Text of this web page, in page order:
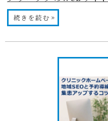
続きを読む »